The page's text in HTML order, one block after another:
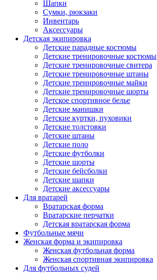
Шапки
Сумки, рюкзаки
Инвентарь
Аксессуары
Детская экипировка
Детские парадные костюмы
Детские тренировочные костюмы
Детские тренировочные свитера
Детские тренировочные штаны
Детские тренировочные майки
Детские тренировочные шорты
Детское спортивное белье
Детские манишки
Детские куртки, пуховики
Детские толстовки
Детские штаны
Детские поло
Детские футболки
Детские шорты
Детские бейсболки
Детские шапки
Детские аксессуары
Для вратарей
Вратарская форма
Вратарские перчатки
Детская вратарская форма
Футбольные мячи
Женская форма и экипировка
Женская футбольная форма
Женская спортивная экипировка
Для футбольных судей